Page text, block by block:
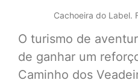
Cachoeira do Label.
O turismo de
de ganhar um
Caminho dos